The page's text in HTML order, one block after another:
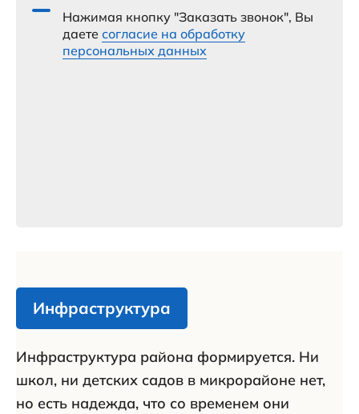
Нажимая кнопку "Заказать звонок", Вы
даете согласие на обработку
персональных данных
Инфраструктура
Инфраструктура района формируется. Ни
школ, ни детских садов в микрорайоне нет,
но есть надежда, что со временем они